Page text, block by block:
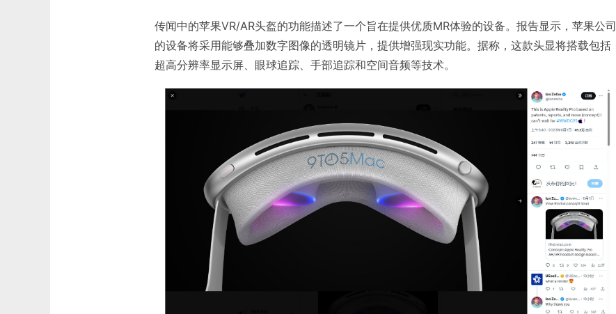
传闻中的苹果VR/AR头盔的功能描述了一个旨在提供优质MR体验的设备。报告显示，苹果公司
的设备将采用能够叠加数字图像的透明镜片，提供增强现实功能。据称，这款头显将搭载包括
超高分辨率显示屏、眼球追踪、手部追踪和空间音频等技术。